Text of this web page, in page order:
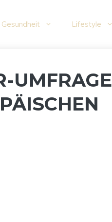
Gesundheit Lifestyle
UMFRAGE